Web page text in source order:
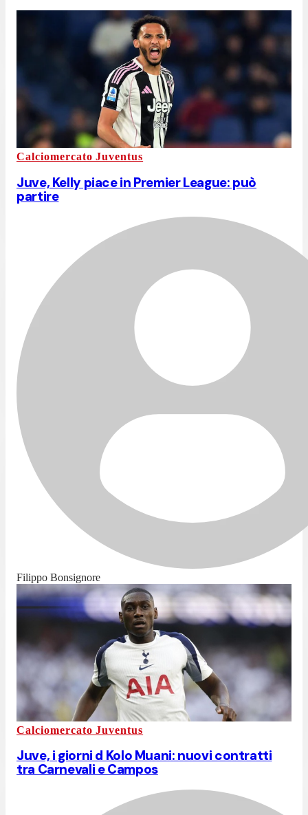
Calciomercato Juventus
Juve, Kelly piace in Premier League: può
partire
Filippo Bonsignore
Calciomercato Juventus
Juve, i giorni d Kolo Muani: nuovi contratti
tra Carnevali e Campos